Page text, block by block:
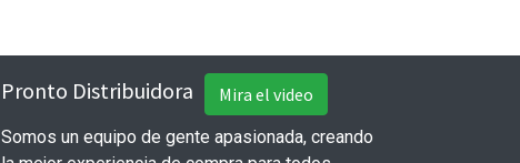
Pronto Distribuidora Mira el video
Somos un equipo de gente apasionada, creando